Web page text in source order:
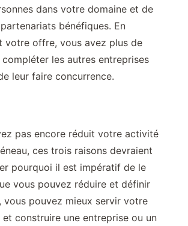
dans votre domaine et de
bénéfiques. En
votre offre, vous avez plus de
les autres entreprises
leur faire concurrence.
pas encore réduit votre activité
ces trois raisons devraient
pourquoi il est impératif de le
vous pouvez réduire et définir
vous pouvez mieux servir votre
construire une entreprise ou un